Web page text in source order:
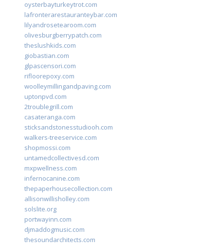
oysterbayturkeytrot.com
lafronterarestauranteybar.com
lilyandrosetearoom.com
olivesburgberrypatch.com
theslushkids.com
giobastian.com
glpascensori.com
rifloorepoxy.com
woolleymillingandpaving.com
uptonpvd.com
2troublegrill.com
casateranga.com
sticksandstonesstudiooh.com
walkers-treeservice.com
shopmossi.com
untamedcollectivesd.com
mxpwellness.com
infernocanine.com
thepaperhousecollection.com
allisonwillisholley.com
solslite.org
portwayinn.com
djmaddogmusic.com
thesoundarchitects.com